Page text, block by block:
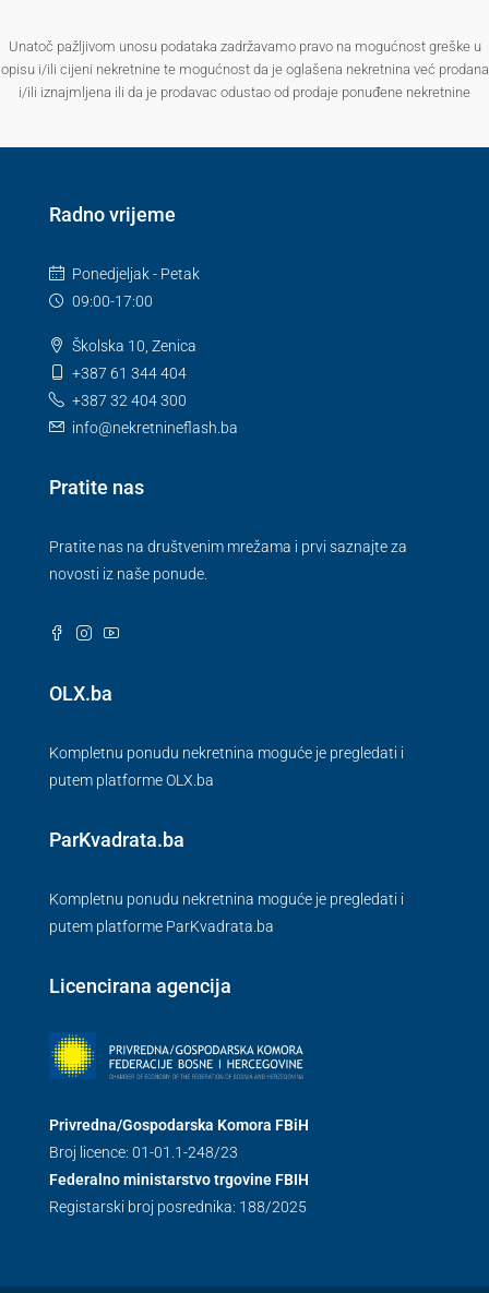
Unatoč pažljivom unosu podataka zadržavamo pravo na mogućnost greške u
opisu i/ili cijeni nekretnine te mogućnost da je oglašena nekretnina već prodana
i/ili iznajmljena ili da je prodavac odustao od prodaje ponuđene nekretnine
Radno vrijeme
Ponedjeljak - Petak
09:00-17:00
Školska 10, Zenica
+387 61 344 404
+387 32 404 300
info@nekretnineflash.ba
Pratite nas
Pratite nas na društvenim mrežama i prvi saznajte za
novosti iz naše ponude.
OLX.ba
Kompletnu ponudu nekretnina moguće je pregledati i
putem platforme OLX.ba
ParKvadrata.ba
Kompletnu ponudu nekretnina moguće je pregledati i
putem platforme ParKvadrata.ba
Licencirana agencija
Privredna/Gospodarska Komora FBiH
Broj licence: 01-01.1-248/23
Federalno ministarstvo trgovine FBIH
Registarski broj posrednika: 188/2025